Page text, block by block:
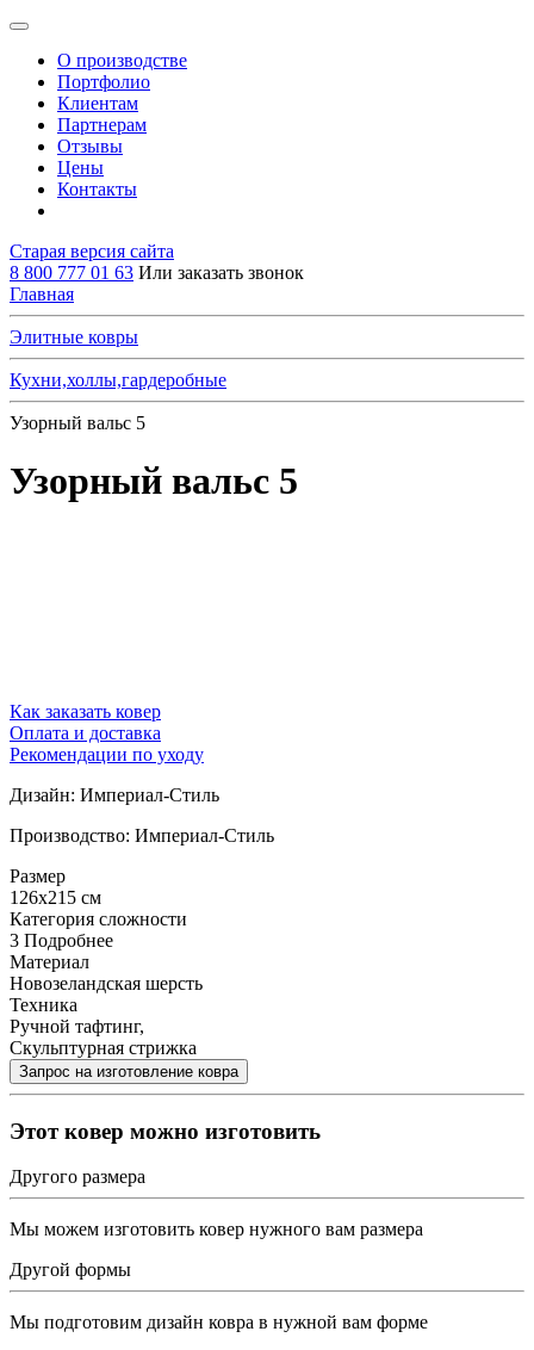
О производстве
Портфолио
Клиентам
Партнерам
Отзывы
Цены
Контакты
Старая версия сайта
8 800 777 01 63 Или заказать звонок
Главная
Элитные ковры
Кухни,холлы,гардеробные
Узорный вальс 5
Узорный вальс 5
Как заказать ковер
Оплата и доставка
Рекомендации по уходу
Дизайн: Империал-Стиль
Производство: Империал-Стиль
Размер
126x215 см
Категория сложности
3 Подробнее
Материал
Новозеландская шерсть
Техника
Ручной тафтинг,
Скульптурная стрижка
Этот ковер можно изготовить
Другого размера
Мы можем изготовить ковер нужного вам размера
Другой формы
Мы подготовим дизайн ковра в нужной вам форме